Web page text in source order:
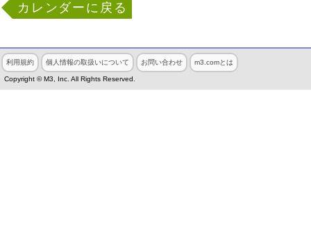
カレンダーに戻る
利用規約 個人情報の取扱いについて お問い合わせ m3.comとは
Copyright © M3, Inc. All Rights Reserved.